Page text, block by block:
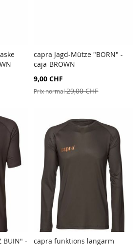
AJOUTER
COMPARATEUR
Ajouter au panier
capra Jagd-Mütze "BORN" -
caja-BROWN
Prix
9,00 CHF
Prix normal29,00 CHF
BUIN" -
capra funktions langarm